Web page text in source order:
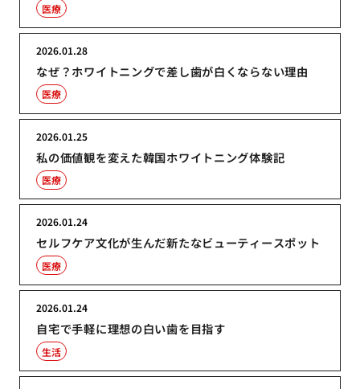
医療
なぜ？ホワイトニングで差し歯が白くならない理由
2026.01.28
医療
私の価値観を変えた韓国ホワイトニング体験記
2026.01.25
医療
セルフケア文化が生んだ新たなビューティースポット
2026.01.24
医療
自宅で手軽に理想の白い歯を目指す
2026.01.24
生活